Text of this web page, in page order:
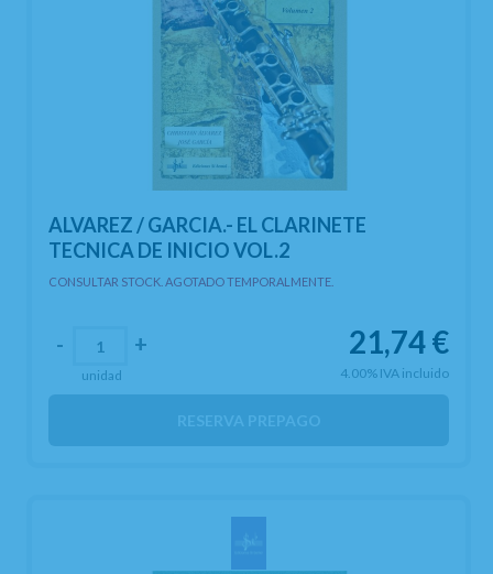
ALVAREZ / GARCIA.- EL CLARINETE
TECNICA DE INICIO VOL.2
CONSULTAR STOCK. AGOTADO TEMPORALMENTE.
21,74€
4.00% IVA incluido
- +
unidad
RESERVA PREPAGO